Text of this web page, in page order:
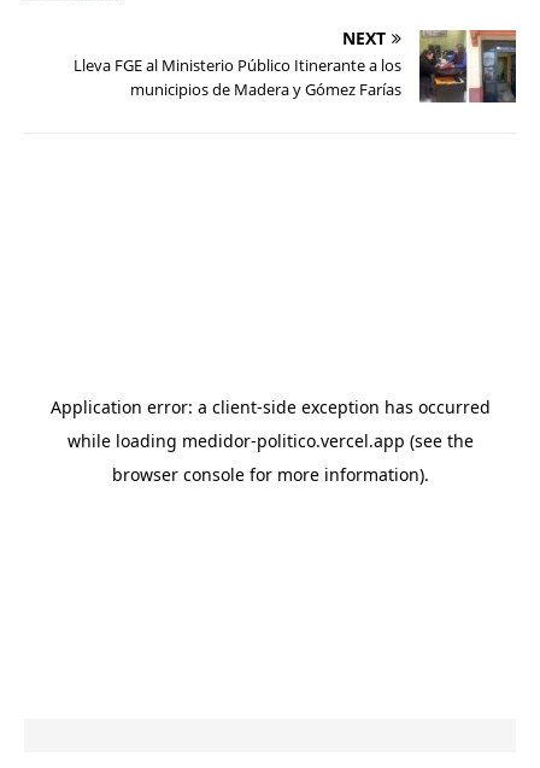
NEXT
Lleva FGE al Ministerio Público Itinerante a los
municipios de Madera y Gómez Farías